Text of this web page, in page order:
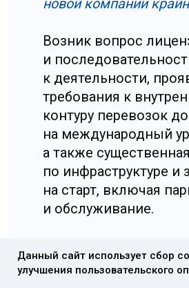
Обратная связь
Расскажите о
проекте
Данный сайт использует сбор
улучшения пользовательского